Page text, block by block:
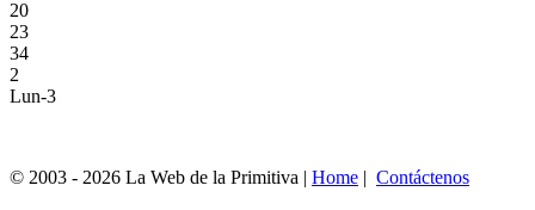
20
23
34
2
Lun-3
© 2003 - 2026 La Web de la Primitiva | Home | Contáctenos